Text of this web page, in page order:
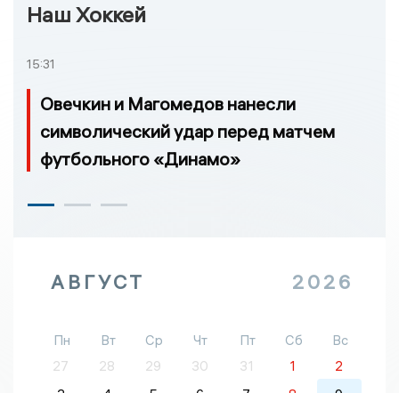
Наш Хоккей
15:31
Овечкин и Магомедов нанесли
символический удар перед матчем
футбольного «Динамо»
АВГУСТ 2026
Пн Вт Ср Чт Пт Сб
Вс
27
28 29 30 31 1
2